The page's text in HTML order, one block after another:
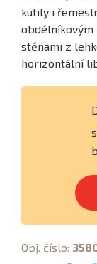
kutily i
stěnami z
horizontální
Obj. číslo: